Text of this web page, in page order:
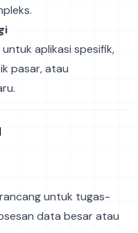
aplikasi spesifik,
pasar, atau
untuk tugas-
data besar atau